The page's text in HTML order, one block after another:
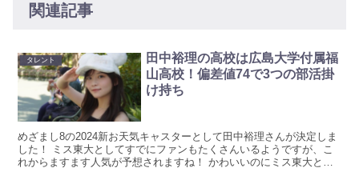
関連記事
タレント
田中裕理の高校は広島大学付属福
山高校！偏差値74で3つの部活掛
け持ち
めざまし8の2024新お天気キャスターとして田中裕理さんが決定しま
した！ ミス東大としてすでにファンもたくさんいるようですが、こ
れからますます人気が予想されますね！ かわいいのにミス東大とい